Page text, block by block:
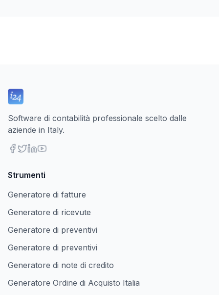
Software di contabilità professionale scelto dalle
aziende in Italy.
Strumenti
Generatore di fatture
Generatore di ricevute
Generatore di preventivi
Generatore di preventivi
Generatore di note di credito
Generatore Ordine di Acquisto Italia